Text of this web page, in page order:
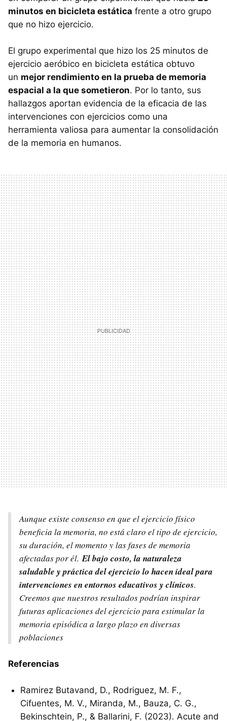
minutos en bicicleta estática frente a otro grupo
que no hizo ejercicio.
El grupo experimental que hizo los 25 minutos de
ejercicio aeróbico en bicicleta estática obtuvo
un mejor rendimiento en la prueba de memoria
espacial a la que sometieron. Por lo tanto, sus
hallazgos aportan evidencia de la eficacia de las
intervenciones con ejercicios como una
herramienta valiosa para aumentar la consolidación
de la memoria en humanos.
Aunque existe consenso en que el ejercicio físico
beneficia la memoria, no está claro el tipo de ejercicio,
su duración, el momento y las fases de memoria
afectadas por él.El bajo costo, la naturaleza
saludable y práctica del ejercicio lo hacen ideal para
intervenciones en entornos educativos y clínicos.
Creemos que nuestros resultados podrían inspirar
futuras aplicaciones del ejercicio para estimular la
memoria episódica a largo plazo en diversas
poblaciones
Referencias
Ramirez Butavand, D., Rodriguez, M. F.,
Cifuentes, M. V., Miranda, M., Bauza, C. G.,
Bekinschtein, P., & Ballarini, F. (2023). Acute and